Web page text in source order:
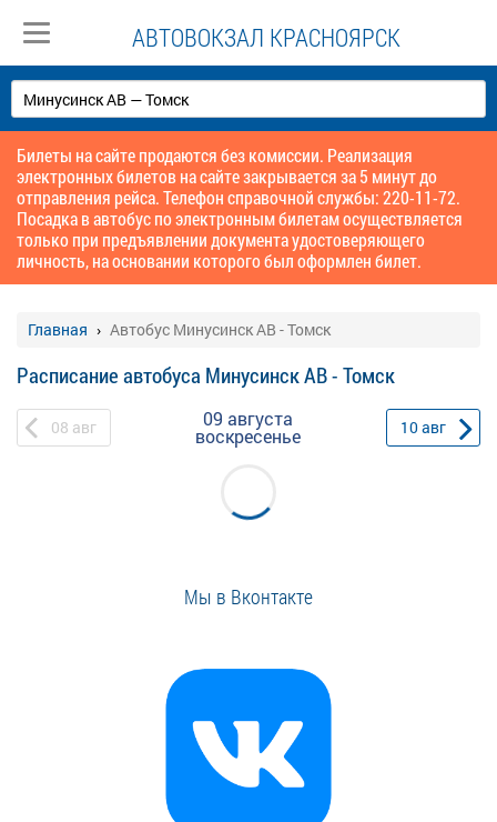
АВТОВОКЗАЛ КРАСНОЯРСК
Билеты на сайте продаются без комиссии. Реализация
электронных билетов на сайте закрывается за 5 минут до
отправления рейса. Телефон справочной службы: 220-11-72.
Посадка в автобус по электронным билетам осуществляется
только при предъявлении документа удостоверяющего
личность, на основании которого был оформлен билет.
Главная Автобус Минусинск АВ - Томск
Расписание автобуса Минусинск АВ - Томск
08 авг 09 августа
воскресенье 10авг
Мы в Вконтакте